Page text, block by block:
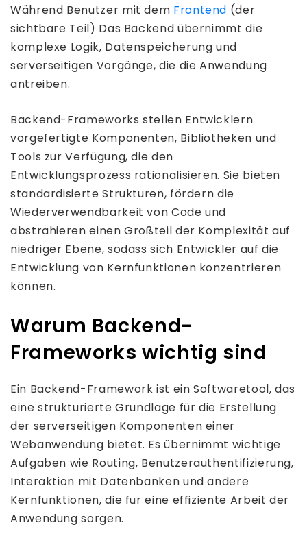
Während Benutzer mit dem Frontend (der
sichtbare Teil) Das Backend übernimmt die
komplexe Logik, Datenspeicherung und
serverseitigen Vorgänge, die die Anwendung
antreiben.
Backend-Frameworks stellen Entwicklern
vorgefertigte Komponenten, Bibliotheken und
Tools zur Verfügung, die den
Entwicklungsprozess rationalisieren. Sie bieten
standardisierte Strukturen, fördern die
Wiederverwendbarkeit von Code und
abstrahieren einen Großteil der Komplexität auf
niedriger Ebene, sodass sich Entwickler auf die
Entwicklung von Kernfunktionen konzentrieren
können.
Warum Backend-
Frameworks wichtig sind
Ein Backend-Framework ist ein Softwaretool, das
eine strukturierte Grundlage für die Erstellung
der serverseitigen Komponenten einer
Webanwendung bietet. Es übernimmt wichtige
Aufgaben wie Routing, Benutzerauthentifizierung,
Interaktion mit Datenbanken und andere
Kernfunktionen, die für eine effiziente Arbeit der
Anwendung sorgen.